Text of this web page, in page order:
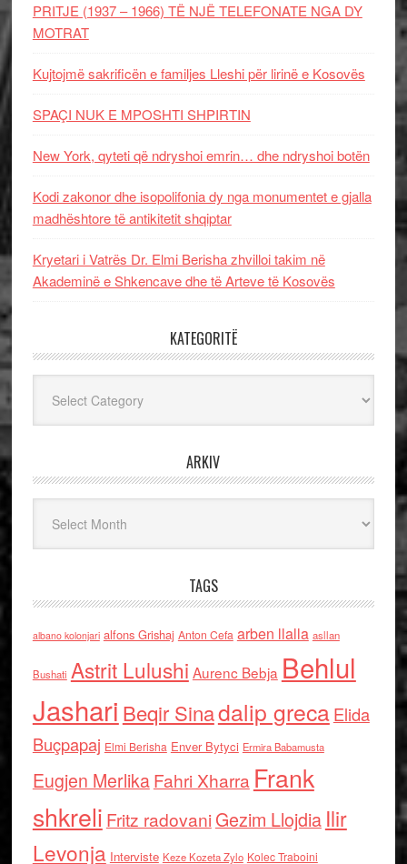
PRITJE (1937 – 1966) TË NJË TELEFONATE NGA DY
MOTRAT
Kujtojmë sakrificën e familjes Lleshi për lirinë e Kosovës
SPAÇI NUK E MPOSHTI SHPIRTIN
New York, qyteti që ndryshoi emrin… dhe ndryshoi botën
Kodi zakonor dhe isopolifonia dy nga monumentet e gjalla
madhështore të antikitetit shqiptar
Kryetari i Vatrës Dr. Elmi Berisha zhvilloi takim në
Akademinë e Shkencave dhe të Arteve të Kosovës
KATEGORITË
ARKIV
TAGS
albano kolonjari alfons Grishaj Anton Cefa arben llalla asllan
Bushati Astrit Lulushi Aurenc Bebja Behlul
Jashari Beqir Sinadalip grecaElida
Buçpapaj Elmi Berisha Enver Bytyci Ermira Babamusta
Eugjen MerlikaFahri Xharra Frank
shkreli Fritz radovaniGezim Llojdia Ilir
Levonja Interviste Keze Kozeta Zylo Kolec Traboini